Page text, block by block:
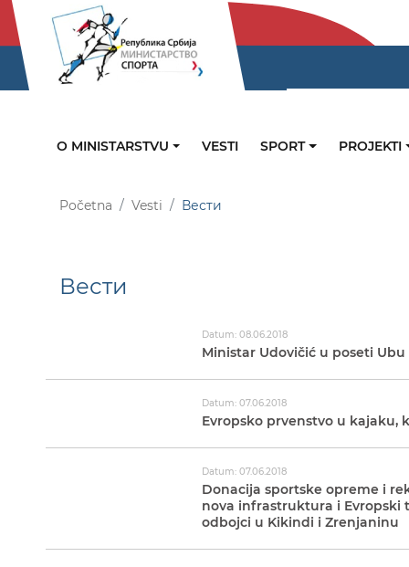
O MINISTARSTVU VESTI SPORT PROJEKTI
Početna Vesti Вести
Вести
Datum: 08.06.2018
Ministar Udovičić u poseti Ubu
Datum: 07.06.2018
Evropsko prvenstvo u kajaku,
Datum: 07.06.2018
Donacija sportske opreme i
nova infrastruktura i
odbojci u Kikindi i Zrenjaninu